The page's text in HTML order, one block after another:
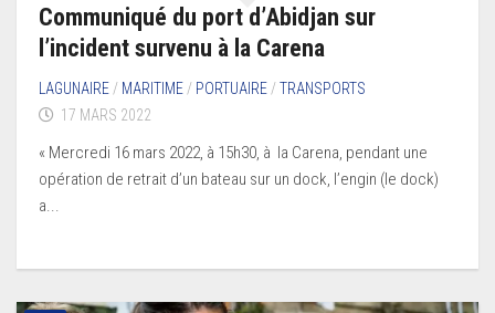
Communiqué du port d’Abidjan sur
l’incident survenu à la Carena
LAGUNAIRE / MARITIME / PORTUAIRE /TRANSPORTS
17 MARS 2022
« Mercredi 16 mars 2022, à 15h30, à la Carena, pendant une
opération de retrait d’un bateau sur un dock, l’engin (le dock)
a...